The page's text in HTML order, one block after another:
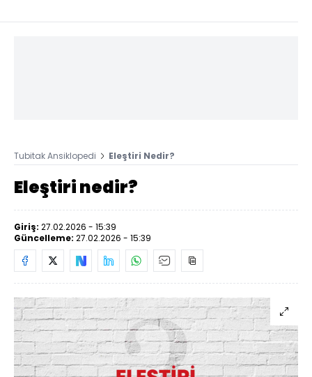
Tubitak Ansiklopedi Eleştiri Nedir?
Eleştiri nedir?
Giriş: 27.02.2026 - 15:39
Güncelleme: 27.02.2026 - 15:39